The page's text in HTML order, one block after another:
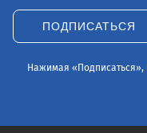
ПОДПИСАТЬСЯ
Нажимая «Подписаться»,